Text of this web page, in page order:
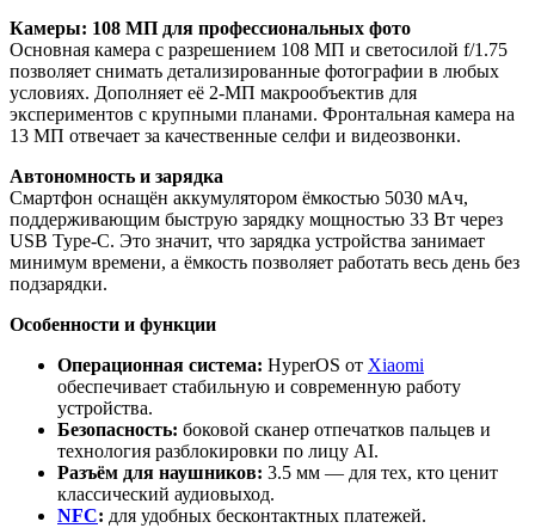
Камеры: 108 МП для профессиональных фото
Основная камера с разрешением 108 МП и светосилой f/1.75
позволяет снимать детализированные фотографии в любых
условиях. Дополняет её 2-МП макрообъектив для
экспериментов с крупными планами. Фронтальная камера на
13 МП отвечает за качественные селфи и видеозвонки.
Автономность и зарядка
Смартфон оснащён аккумулятором ёмкостью 5030 мАч,
поддерживающим быструю зарядку мощностью 33 Вт через
USB Type-C. Это значит, что зарядка устройства занимает
минимум времени, а ёмкость позволяет работать весь день без
подзарядки.
Особенности и функции
Операционная система: HyperOS от Xiaomi
обеспечивает стабильную и современную работу
устройства.
Безопасность: боковой сканер отпечатков пальцев и
технология разблокировки по лицу AI.
Разъём для наушников: 3.5 мм — для тех, кто ценит
классический аудиовыход.
NFC: для удобных бесконтактных платежей.